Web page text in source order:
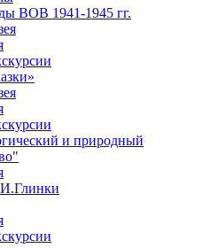
ВОВ 1941-1945 гг.
и природный